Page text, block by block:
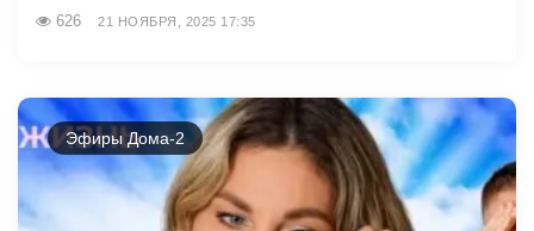
626 21 НОЯБРЯ, 2025 17:35
Эфиры Дома-2